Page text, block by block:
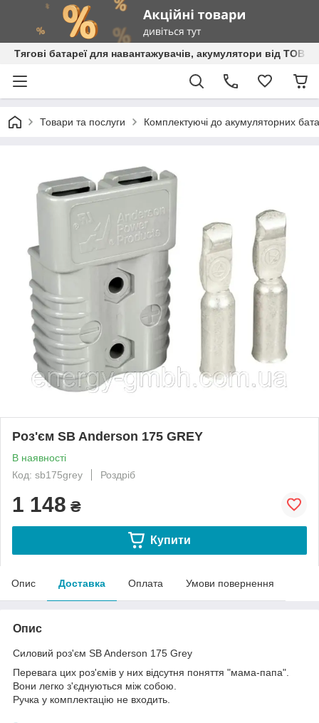
Тягові батареї для навантажувачів, акумулятори від ТОВ
Товари та послуги Комплектуючі до акумуляторних
Роз'єм SB Anderson 175 GREY
В наявності
Код: sb175grey
Роздріб
1 148 ₴
Купити
Опис Доставка Оплата Умови повернення
Опис
Силовий роз'єм SB Anderson 175 Grey
Перевага цих роз'ємів у них відсутня поняття "мама-папа".
Вони легко з'єднуються між собою.
Ручка у комплектацію не входить.